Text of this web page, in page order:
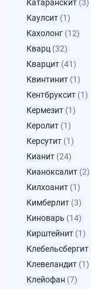
Катаранскит (3)
Каулсит (1)
Кахолонг (12)
Кварц (32)
Кварцит (41)
Квинтинит (1)
Кентбруксит (1)
Кермезит (1)
Керолит (1)
Керсутит (1)
Кианит (24)
Кианоксалит (2)
Килхоанит (1)
Кимберлит (3)
Киноварь (14)
Кирштейнит (1)
Клебельсбергит
Клевеландит (1)
Клейофан (7)